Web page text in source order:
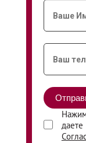
даете